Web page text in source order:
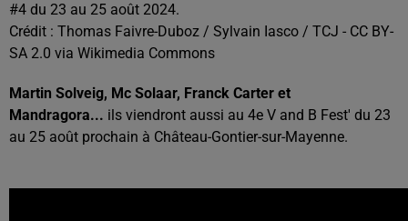
#4 du 23 au 25 août 2024.
Crédit : Thomas Faivre-Duboz / Sylvain Iasco / TCJ - CC BY-
SA 2.0 via Wikimedia Commons
Martin Solveig, Mc Solaar, Franck Carter et
Mandragora... ils viendront aussi au 4e V and B Fest' du 23
au 25 août prochain à Château-Gontier-sur-Mayenne.